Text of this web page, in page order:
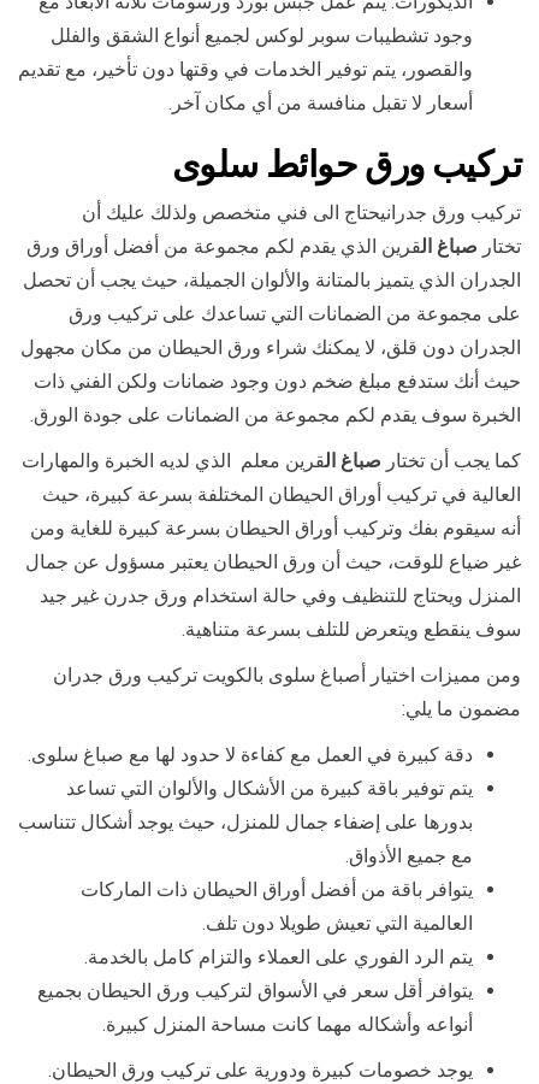
وجود تشطيبات سوبر لوكس لجميع أنواع الشقق والفلل
والقصور، يتم توفير الخدمات في وقتها دون تأخير، مع تقديم
أسعار لا تقبل منافسة من أي مكان آخر.
تركيب ورق حوائط سلوى
تركيب ورق جدرانيحتاج الى فني متخصص ولذلك عليك أن
تختار صباغ القرين الذي يقدم لكم مجموعة من أفضل أوراق ورق
الجدران الذي يتميز بالمتانة والألوان الجميلة، حيث يجب أن تحصل
على مجموعة من الضمانات التي تساعدك على تركيب ورق
الجدران دون قلق، لا يمكنك شراء ورق الحيطان من مكان مجهول
حيث أنك ستدفع مبلغ ضخم دون وجود ضمانات ولكن الفني ذات
الخبرة سوف يقدم لكم مجموعة من الضمانات على جودة الورق.
كما يجب أن تختار صباغ القرين معلم الذي لديه الخبرة والمهارات
العالية في تركيب أوراق الحيطان المختلفة بسرعة كبيرة، حيث
أنه سيقوم بفك وتركيب أوراق الحيطان بسرعة كبيرة للغاية ومن
غير ضياع للوقت، حيث أن ورق الحيطان يعتبر مسؤول عن جمال
المنزل ويحتاج للتنظيف وفي حالة استخدام ورق جدرن غير جيد
سوف ينقطع ويتعرض للتلف بسرعة متناهية.
ومن مميزات اختيار أصباغ سلوى بالكويت تركيب ورق جدران
مضمون ما يلي:
دقة كبيرة في العمل مع كفاءة لا حدود لها مع صباغ سلوى.
يتم توفير باقة كبيرة من الأشكال والألوان التي تساعد
بدورها على إضفاء جمال للمنزل، حيث يوجد أشكال تتناسب
مع جميع الأذواق.
يتوافر باقة من أفضل أوراق الحيطان ذات الماركات
العالمية التي تعيش طويلا دون تلف.
يتم الرد الفوري على العملاء والتزام كامل بالخدمة.
يتوافر أقل سعر في الأسواق لتركيب ورق الحيطان بجميع
أنواعه وأشكاله مهما كانت مساحة المنزل كبيرة.
يوجد خصومات كبيرة ودورية على تركيب ورق الحيطان.